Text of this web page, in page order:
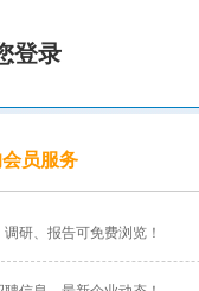
登录
员服务
研、报告可免费浏览！